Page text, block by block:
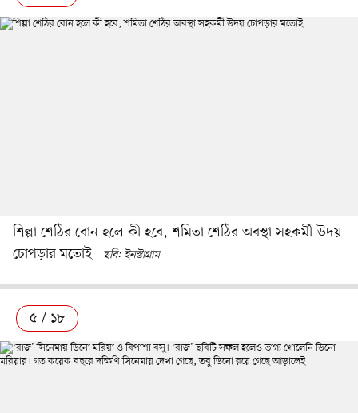
শিল্পা শেঠির বোন হলে কী হবে, শমিতা শেঠির অবস্থা সহকর্মী উদয়
চোপড়ার মতোই
ছবি: ইনস্টাগ্রাম
৫ / ১৮